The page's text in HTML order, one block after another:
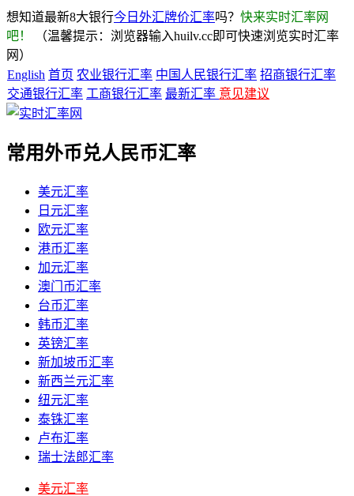
想知道最新8大银行今日外汇牌价汇率吗？ 快来实时汇率网
吧！
（温馨提示：浏览器输入huilv.cc即可快速浏览实时汇率
网）
English 首页 农业银行汇率 中国人民银行汇率 招商银行汇率
交通银行汇率 工商银行汇率 最新汇率 意见建议
常用外币兑人民币汇率
美元汇率
日元汇率
欧元汇率
港币汇率
加元汇率
澳门币汇率
台币汇率
韩币汇率
英镑汇率
新加坡币汇率
新西兰元汇率
纽元汇率
泰铢汇率
卢布汇率
瑞士法郎汇率
美元汇率